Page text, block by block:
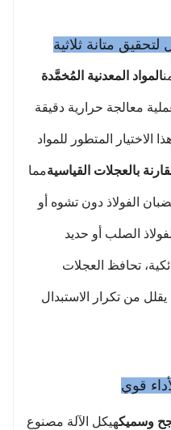
متانة ثلاثية
المواد المعدنية المُخمَّدة
معالجة حرارية دقيقة
الاختيار المتطور للمواد
مما
الفولاذ دون تشوه أو
الصلب أو حديد
تحافظ العجلات
من تكرار الاستبدال
قوي
وسميكهيكل الآلة مصنوع